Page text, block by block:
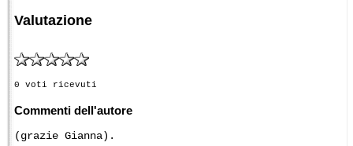
Valutazione
0 voti ricevuti
Commenti dell'autore
(grazie Gianna).